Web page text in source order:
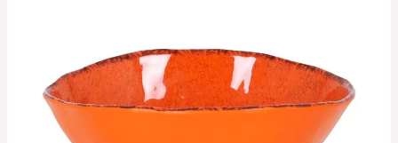
desde
131.31€